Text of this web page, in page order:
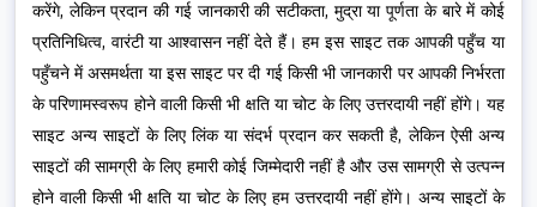
करेंगे, लेकिन प्रदान की गई जानकारी की सटीकता, मुद्रा या पूर्णता के बारे में कोई
प्रतिनिधित्व, वारंटी या आश्वासन नहीं देते हैं। हम इस साइट तक आपकी पहुँच या
पहुँचने में असमर्थता या इस साइट पर दी गई किसी भी जानकारी पर आपकी निर्भरता
के परिणामस्वरूप होने वाली किसी भी क्षति या चोट के लिए उत्तरदायी नहीं होंगे। यह
साइट अन्य साइटों के लिए लिंक या संदर्भ प्रदान कर सकती है, लेकिन ऐसी अन्य
साइटों की सामग्री के लिए हमारी कोई जिम्मेदारी नहीं है और उस सामग्री से उत्पन्न
होने वाली किसी भी क्षति या चोट के लिए हम उत्तरदायी नहीं होंगे। अन्य साइटों के